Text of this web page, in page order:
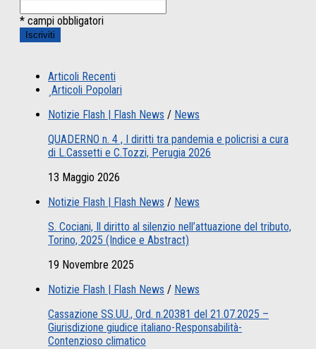
* campi obbligatori
Articoli Recenti
Articoli Popolari
Notizie Flash | Flash News / News
QUADERNO n. 4 , I diritti tra pandemia e policrisi a cura
di L.Cassetti e C.Tozzi, Perugia 2026
13 Maggio 2026
Notizie Flash | Flash News / News
S. Cociani, Il diritto al silenzio nell’attuazione del tributo,
Torino, 2025 (Indice e Abstract)
19 Novembre 2025
Notizie Flash | Flash News / News
Cassazione SS.UU., Ord. n.20381 del 21.07.2025 –
Giurisdizione giudice italiano-Responsabilità-
Contenzioso climatico